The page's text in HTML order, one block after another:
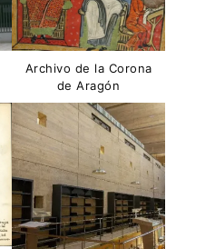
Archivo de la Corona
de Aragón